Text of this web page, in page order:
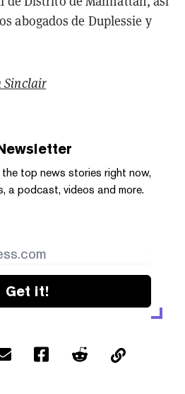
abogados de Duplessie y
Sinclair
top news stories right now,
a podcast, videos and more.
Get it!